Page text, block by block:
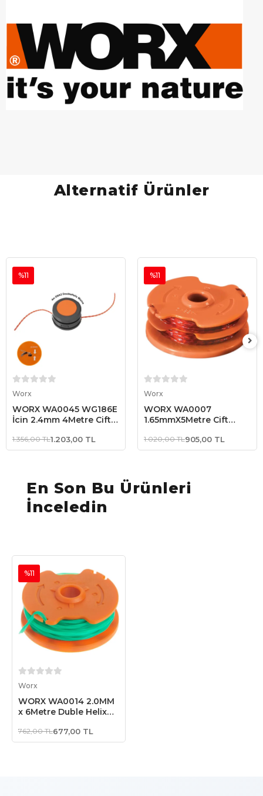
Alternatif Ürünler
Worx
WORX WA0045 WG186E
İçin 2.4mm 4Metre Çift
Burgulu Yedek Misina
%11
1.356,00 TL1.203,00 TL
Worx
WORX WA0007
1.65mmX5Metre Çift
Burgulu Yedek Misina
%11
1.020,00 TL905,00 TL
En Son Bu Ürünleri
İnceledin
Worx
WORX WA0014 2.0MM
x 6Metre Duble Helix
Misina
%11
762,00 TL677,00 TL